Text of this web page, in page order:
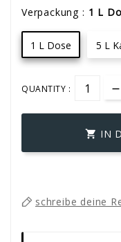
Verpackung : 1 L
1 L Dose 5 L
QUANTITY :
 IN
schreibe deine